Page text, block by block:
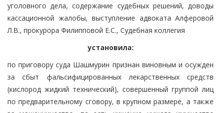
уголовного дела, содержание судебных решений, доводы
кассационной жалобы, выступление адвоката Алферовой
Л.В., прокурора Филипповой Е.С., Судебная коллегия
установила:
по приговору суда Шашмурин признан виновным и осужден
за сбыт фальсифицированных лекарственных средств
(кислород жидкий технический), совершенный группой лиц
по предварительному сговору, в крупном размере, а также